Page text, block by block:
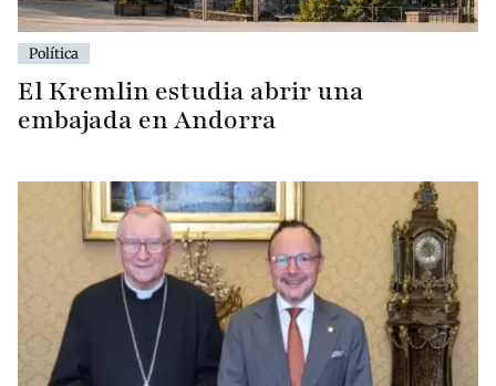
Política
El Kremlin estudia abrir una
embajada en Andorra